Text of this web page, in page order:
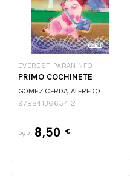
EVEREST-PARANINFO
PRIMO COCHINETE
GOMEZ CERDA, ALFREDO
9788413665412
PVP: 8,50 €